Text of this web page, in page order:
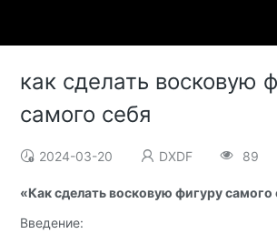
как сделать восковую
самого себя
2024-03-20 DXDF 89
«Как сделать восковую фигуру самого
Введение: